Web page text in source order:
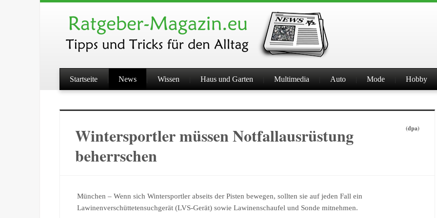
Startseite News Wissen Haus und Garten Multimedia Auto Mode Hobby
Wintersportler müssen Notfallausrüstung
beherrschen
(dpa)
München – Wenn sich Wintersportler abseits der Pisten bewegen, sollten sie auf jeden Fall ein
Lawinenverschüttetensuchgerät (LVS-Gerät) sowie Lawinenschaufel und Sonde mitnehmen.